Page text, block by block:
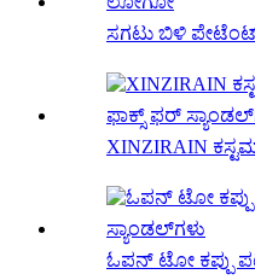
ಸಗಟು ಬಿಳಿ
XINZIRAIN
ಓಪನ್ ಟೋ ಕಪ್ಪು